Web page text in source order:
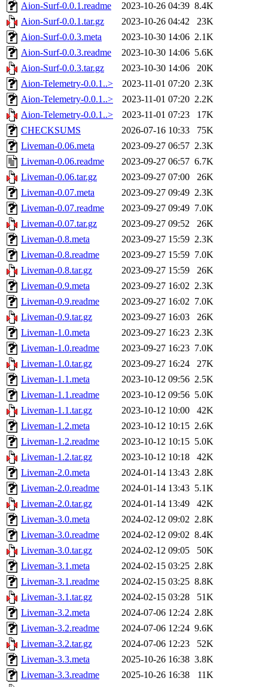
Aion-Surf-0.0.1.readme
2023-10-26 04:39 8.4K
Aion-Surf-0.0.1.tar.gz
2023-10-26 04:42
23K
Aion-Surf-0.0.3.meta
2023-10-30 14:06 2.1K
Aion-Surf-0.0.3.readme
2023-10-30 14:06 5.6K
Aion-Surf-0.0.3.tar.gz
2023-10-30 14:06
20K
Aion-Telemetry-0.0.1..>
2023-11-01 07:20 2.3K
Aion-Telemetry-0.0.1..>
2023-11-01 07:20 2.2K
Aion-Telemetry-0.0.1..>
2023-11-01 07:23
17K
CHECKSUMS
2026-07-16 10:33
75K
Liveman-0.06.meta
2023-09-27 06:57 2.3K
Liveman-0.06.readme
2023-09-27 06:57 6.7K
Liveman-0.06.tar.gz
2023-09-27 07:00
26K
Liveman-0.07.meta
2023-09-27 09:49 2.3K
Liveman-0.07.readme
2023-09-27 09:49 7.0K
Liveman-0.07.tar.gz
2023-09-27 09:52
26K
Liveman-0.8.meta
2023-09-27 15:59 2.3K
Liveman-0.8.readme
2023-09-27 15:59 7.0K
Liveman-0.8.tar.gz
2023-09-27 15:59
26K
Liveman-0.9.meta
2023-09-27 16:02 2.3K
Liveman-0.9.readme
2023-09-27 16:02 7.0K
Liveman-0.9.tar.gz
2023-09-27 16:03
26K
Liveman-1.0.meta
2023-09-27 16:23 2.3K
Liveman-1.0.readme
2023-09-27 16:23 7.0K
Liveman-1.0.tar.gz
2023-09-27 16:24
27K
Liveman-1.1.meta
2023-10-12 09:56 2.5K
Liveman-1.1.readme
2023-10-12 09:56 5.0K
Liveman-1.1.tar.gz
2023-10-12 10:00
42K
Liveman-1.2.meta
2023-10-12 10:15 2.6K
Liveman-1.2.readme
2023-10-12 10:15 5.0K
Liveman-1.2.tar.gz
2023-10-12 10:18
42K
Liveman-2.0.meta
2024-01-14 13:43 2.8K
Liveman-2.0.readme
2024-01-14 13:43 5.1K
Liveman-2.0.tar.gz
2024-01-14 13:49
42K
Liveman-3.0.meta
2024-02-12 09:02 2.8K
Liveman-3.0.readme
2024-02-12 09:02 8.4K
Liveman-3.0.tar.gz
2024-02-12 09:05
50K
Liveman-3.1.meta
2024-02-15 03:25 2.8K
Liveman-3.1.readme
2024-02-15 03:25 8.8K
Liveman-3.1.tar.gz
2024-02-15 03:28
51K
Liveman-3.2.meta
2024-07-06 12:24 2.8K
Liveman-3.2.readme
2024-07-06 12:24 9.6K
Liveman-3.2.tar.gz
2024-07-06 12:23
52K
Liveman-3.3.meta
2025-10-26 16:38 3.8K
Liveman-3.3.readme
2025-10-26 16:38
11K